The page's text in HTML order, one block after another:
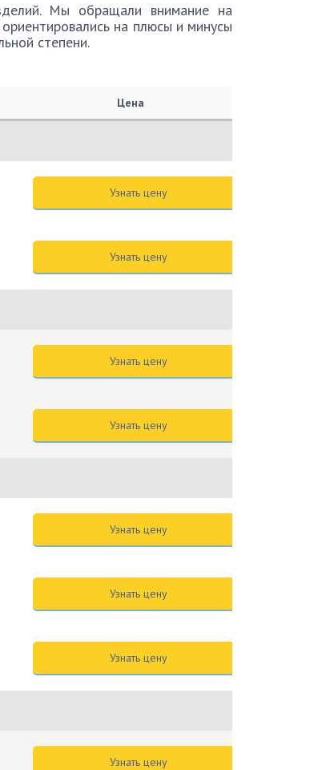
Мы обращали внимание на
на плюсы и минусы
степени.
Цена
Узнать цену
Узнать цену
Узнать цену
Узнать цену
Узнать цену
Узнать цену
Узнать цену
Узнать цену